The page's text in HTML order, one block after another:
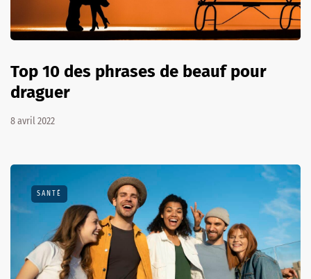
Top 10 des phrases de beauf pour
draguer
8 avril 2022
SANTÉ